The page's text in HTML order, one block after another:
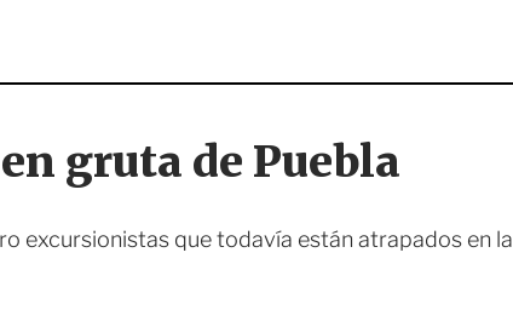
gruta de Puebla
excursionistas que todavía están atrapados en la